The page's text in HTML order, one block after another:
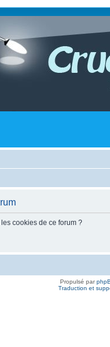
cookies de ce forum ?
Propulsé par
Traduction et